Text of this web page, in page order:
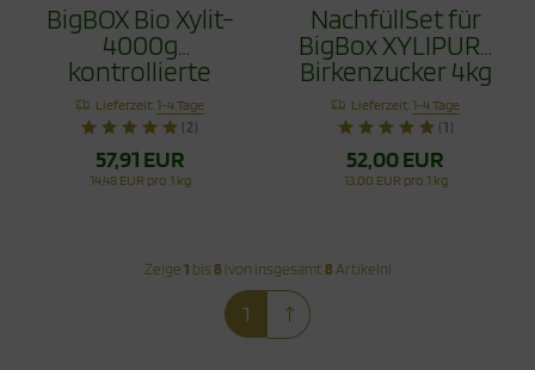
BigBOX Bio Xylit-
4000g
kontrollierte
XYLIPUR® Bio
Qualität
Lieferzeit:1-4 Tage
(2)
57,91 EUR
14,48 EUR pro 1 kg
NachfüllSet für
BigBox XYLIPUR®
Birkenzucker 4kg
- Xylit aus
Finnland
Lieferzeit:1-4 Tage
(1)
52,00 EUR
13,00 EUR pro 1 kg
Zeige 1 bis 8 (von insgesamt8 Artikeln)
1